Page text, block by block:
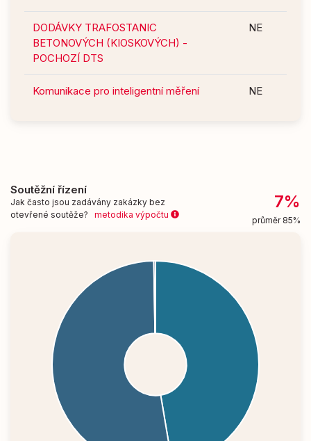
DODÁVKY TRAFOSTANIC
BETONOVÝCH (KIOSKOVÝCH) -
POCHOZÍ DTS
NE
Komunikace pro inteligentní měření NE
Soutěžní řízení
Jak často jsou zadávány zakázky bez
otevřené soutěže? metodika výpočtu
7%
průměr 85%